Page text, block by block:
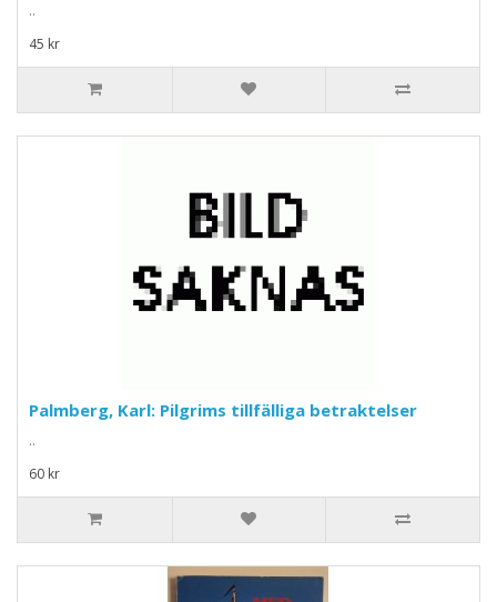
..
45 kr
Palmberg, Karl: Pilgrims tillfälliga betraktelser
..
60 kr